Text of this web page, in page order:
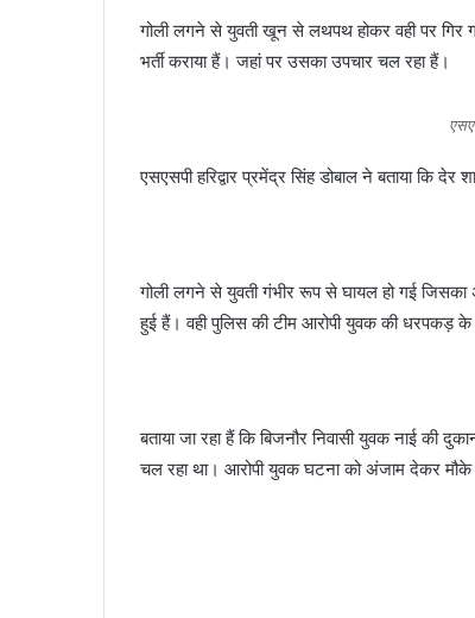
गोली लगने से युवती खून से लथपथ होकर वही पर गिर
भर्ती कराया हैं। जहां पर उसका उपचार चल रहा हैं।
एसएसपी हरिद्वार प्रमेंद्र सिंह डोबाल ने बताया कि देर
गोली लगने से युवती गंभीर रूप से घायल हो गई
हुई हैं। वही पुलिस की टीम आरोपी युवक की धरपकड़
बताया जा रहा हैं कि बिजनौर निवासी युवक नाई
चल रहा था। आरोपी युवक घटना को अंजाम देकर